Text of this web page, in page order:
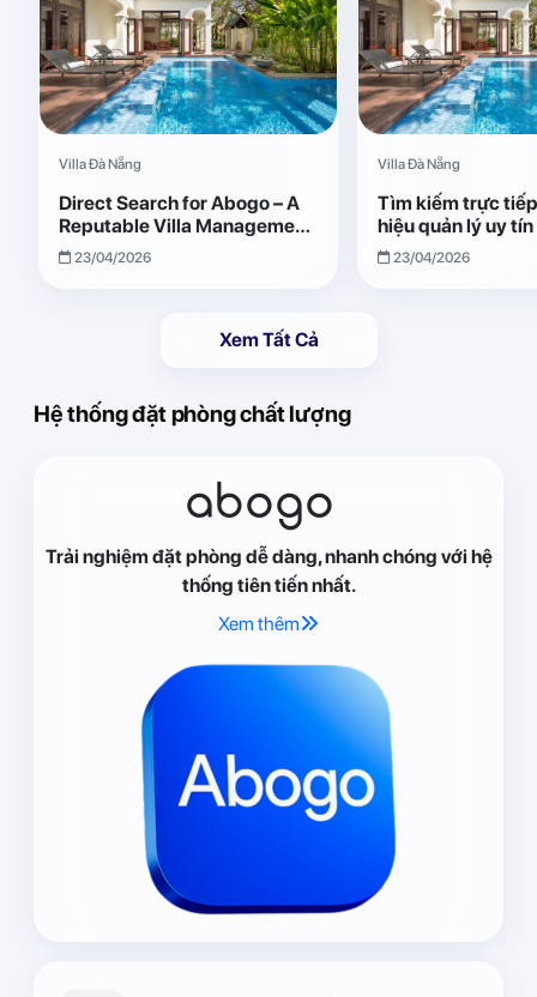
Villa Đà Nẵng
Direct Search for Abogo – A
Reputable Villa Management
Brand with Transparent and
Effective Operations
23/04/2026
Villa Đà Nẵng
Tìm kiếm trực
hiệu quản lý uy
Giải pháp vận
quả, minh bạch
23/04/2026
Xem Tất Cả
Hệ thống đặt phòng chất lượng
abogo
Trải nghiệm đặt phòng dễ dàng, nhanh chóng với hệ
thống tiên tiến nhất.
Xem thêm